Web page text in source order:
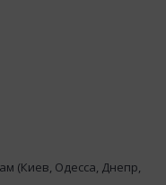
(Киев, Одесса, Днепр,